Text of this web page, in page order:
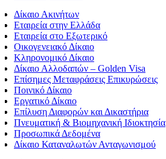
Δίκαιο Ακινήτων
Εταιρεία στην Ελλάδα
Εταιρεία στο Εξωτερικό
Οικογενειακό Δίκαιο
Κληρονομικό Δίκαιο
Δίκαιο Αλλοδαπών – Golden Visa
Επίσημες Μεταφράσεις Επικυρώσεις
Ποινικό Δίκαιο
Εργατικό Δίκαιο
Επίλυση Διαφορών και Δικαστήρια
Πνευματική & Βιομηχανική Ιδιοκτησία
Προσωπικά Δεδομένα
Δίκαιο Καταναλωτών Ανταγωνισμού